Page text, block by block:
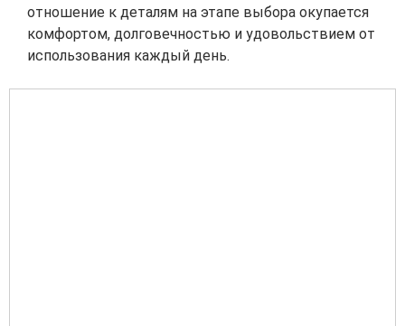
отношение к деталям на этапе выбора окупается
комфортом, долговечностью и удовольствием от
использования каждый день.